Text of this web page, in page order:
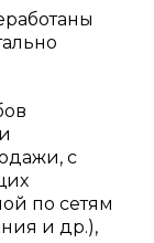
с
по сетям
и др.),